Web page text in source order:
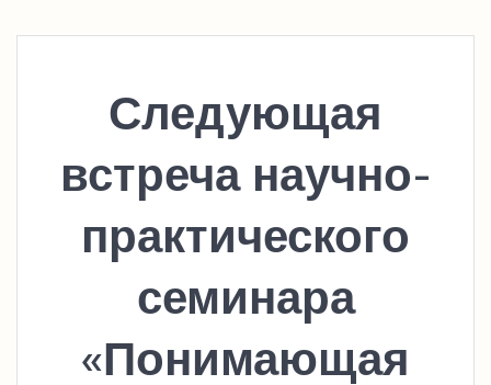
Следующая
встреча научно-
практического
семинара
«Понимающая